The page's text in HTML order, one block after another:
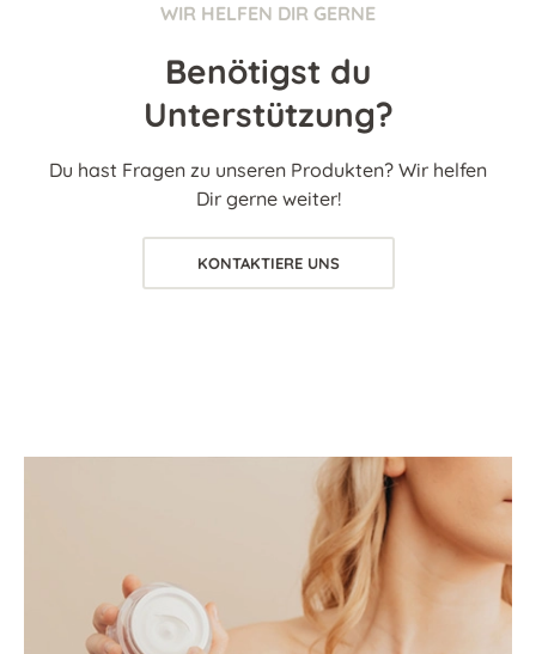
WIR HELFEN DIR GERNE
Benötigst du
Unterstützung?
Du hast Fragen zu unseren Produkten? Wir helfen
Dir gerne weiter!
KONTAKTIERE UNS